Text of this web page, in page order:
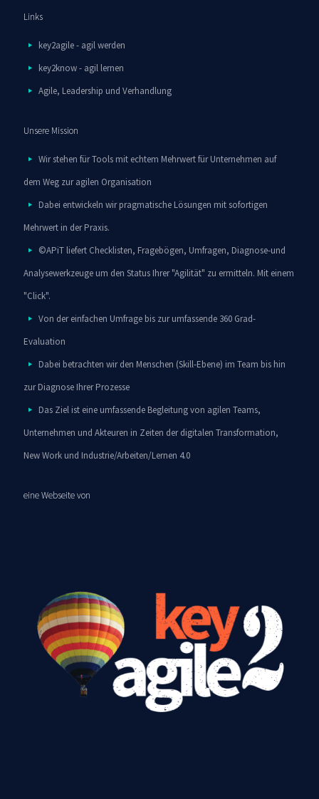
Links
key2agile - agil werden
key2know - agil lernen
Agile, Leadership und Verhandlung
Unsere Mission
Wir stehen für Tools mit echtem Mehrwert für Unternehmen auf
dem Weg zur agilen Organisation
Dabei entwickeln wir pragmatische Lösungen mit sofortigen
Mehrwert in der Praxis.
©APiT liefert Checklisten, Fragebögen, Umfragen, Diagnose-und
Analysewerkzeuge um den Status Ihrer "Agilität" zu ermitteln. Mit einem
"Click".
Von der einfachen Umfrage bis zur umfassende 360 Grad-
Evaluation
Dabei betrachten wir den Menschen (Skill-Ebene) im Team bis hin
zur Diagnose Ihrer Prozesse
Das Ziel ist eine umfassende Begleitung von agilen Teams,
Unternehmen und Akteuren in Zeiten der digitalen Transformation,
New Work und Industrie/Arbeiten/Lernen 4.0
eine Webseite von